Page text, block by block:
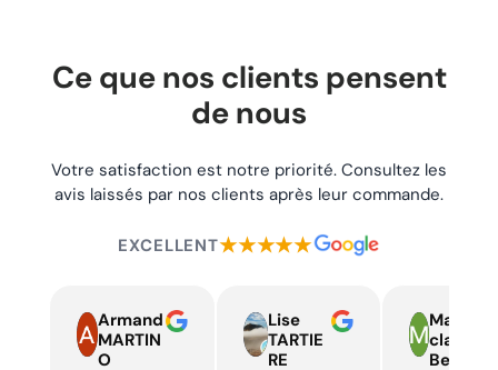
Ce que nos clients pensent
de nous
Votre satisfaction est notre priorité. Consultez les
avis laissés par nos clients après leur commande.
EXCELLENT★★★★★
Armand
MARTIN
O
Lise
TARTIE
RE
Marie
claire
Beelen